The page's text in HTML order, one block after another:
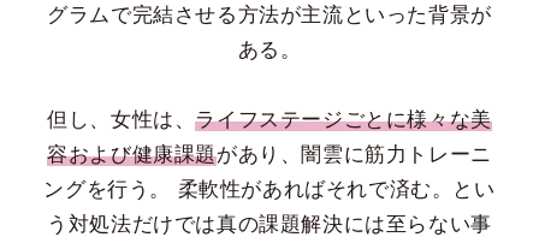
グラムで完結させる方法が主流といった背景が
ある。
但し、女性は、ライフステージごとに様々な美
容および健康課題があり、闇雲に筋力トレーニ
ングを行う。
柔軟性があればそれで済む。とい
う対処法だけでは真の課題解決には至らない事